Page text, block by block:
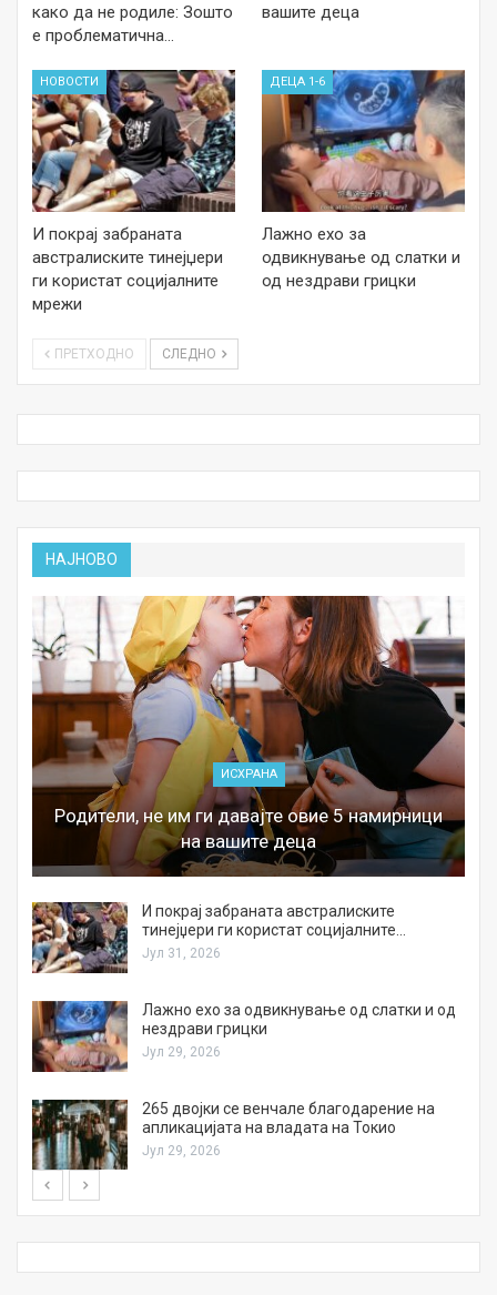
како да не родиле: Зошто
е проблематична…
вашите деца
НОВОСТИ
И покрај забраната
австралиските тинејџери
ги користат социјалните
мрежи
ДЕЦА 1-6
Лажно ехо за
одвикнување од слатки и
од нездрави грицки
ПРЕТХОДНО СЛЕДНО
НАЈНОВО
ИСХРАНА
Родители, не им ги давајте овие 5 намирници
на вашите деца
И покрај забраната австралиските
тинејџери ги користат социјалните…
Јул 31, 2026
Лажно ехо за одвикнување од слатки и од
нездрави грицки
Јул 29, 2026
265 двојки се венчале благодарение на
апликацијата на владата на Токио
Јул 29, 2026